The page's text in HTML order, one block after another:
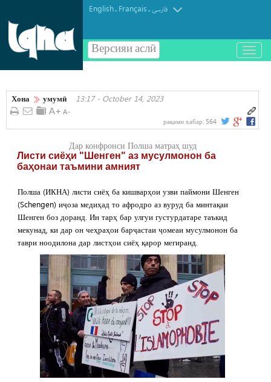
English. Français.فارسی
Версияи аслӣ
باز
و
کردن
Хона умумӣ 13:17 - October 14, 2023
рақами хабар: 564
Дар конфронси Полша матраҳ шуд
Листи сиёҳи "Шенген" аз мусулмонон ба
баҳонаи таъмини амният
Полша (ИКНА) листи сиёҳ ба кишварҳои узви паймони Шенген
(Schengen) иҷоза медиҳад то афродро аз вуруд ба минтақаи
Шенген боз доранд. Ин тарҳ бар улгуи густурдатаре таъкид
мекунад, ки дар он чеҳраҳои барҷастаи ҷомеаи мусулмонон ба
таври ноодилона дар листҳои сиёҳ қарор мегиранд.